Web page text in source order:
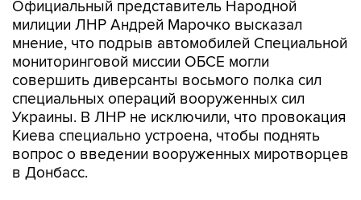
мнение, что подрыв автомобилей Специальной
мониторинговой миссии ОБСЕ могли
совершить диверсанты восьмого полка сил
специальных операций вооруженных сил
Украины. В ЛНР не исключили, что провокация
Киева специально устроена, чтобы поднять
вопрос о введении вооруженных миротворцев
в Донбасс.
Министерство обороны Украины возложило